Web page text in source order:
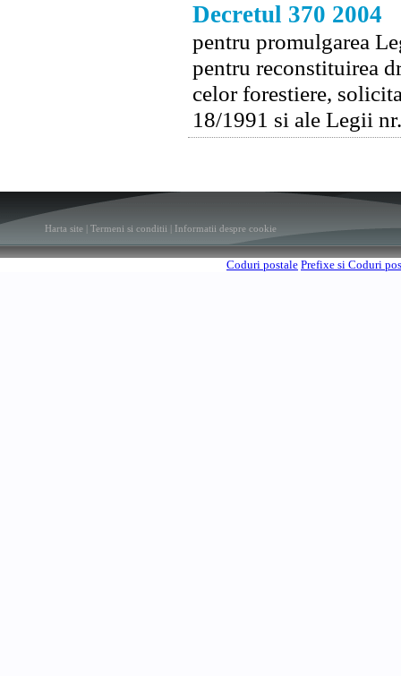
Decretul 370 2004
pentru promulgarea
pentru reconstituirea
celor forestiere,
18/1991 si ale Legii
Harta site Termeni si conditii Informatii despre cookie
Coduri postale Prefixe si Coduri